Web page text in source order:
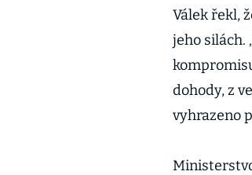
Válek řekl,
jeho silách.
dohody, z
vyhrazeno